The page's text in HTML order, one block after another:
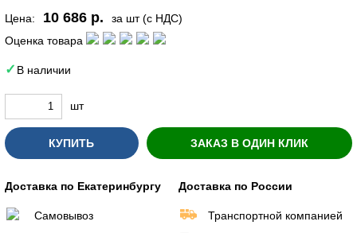
Цена: 10 686 р.
за шт (с НДС)
Оценка товара
В наличии
шт
КУПИТЬ ЗАКАЗ В ОДИН КЛИК
Доставка по Екатеринбургу
Самовывоз
Доставка по России
Транспортной компанией